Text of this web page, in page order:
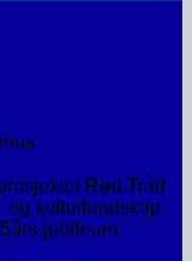
Rød Tråd
og kulturlandskap
jubileum